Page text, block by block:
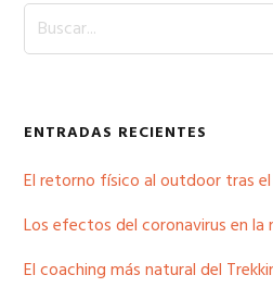
Buscar...
ENTRADAS RECIENTES
El retorno físico al outdoor tras
Los efectos del coronavirus en la
El coaching más natural del